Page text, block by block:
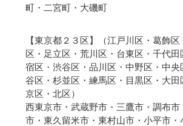
町・二宮町・大磯町
【東京都２３区 】（江戸川区・葛飾
区・足立区・荒川区・台東区・千代
宿区・渋谷区・品川区・中野区・中央
谷区・杉並区・練馬区・目黒区・大田
京区・北区）
西東京市・武蔵野市・三鷹市・調布市
市・東久留米市・東村山市・小平市・